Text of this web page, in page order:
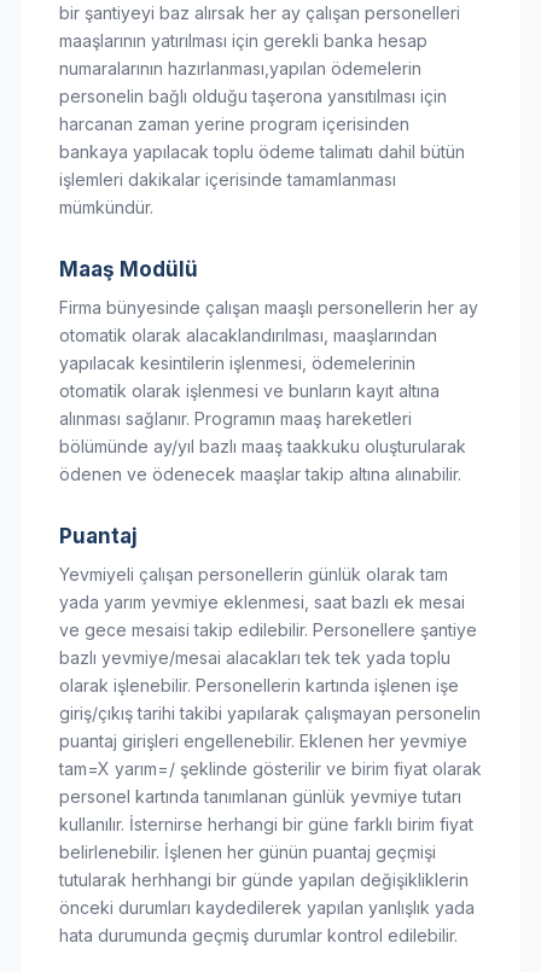
bir şantiyeyi baz alırsak her ay çalışan personelleri
maaşlarının yatırılması için gerekli banka hesap
numaralarının hazırlanması,yapılan ödemelerin
personelin bağlı olduğu taşerona yansıtılması için
harcanan zaman yerine program içerisinden
bankaya yapılacak toplu ödeme talimatı dahil bütün
işlemleri dakikalar içerisinde tamamlanması
mümkündür.
Maaş Modülü
Firma bünyesinde çalışan maaşlı personellerin her ay
otomatik olarak alacaklandırılması, maaşlarından
yapılacak kesintilerin işlenmesi, ödemelerinin
otomatik olarak işlenmesi ve bunların kayıt altına
alınması sağlanır. Programın maaş hareketleri
bölümünde ay/yıl bazlı maaş taakkuku oluşturularak
ödenen ve ödenecek maaşlar takip altına alınabilir.
Puantaj
Yevmiyeli çalışan personellerin günlük olarak tam
yada yarım yevmiye eklenmesi, saat bazlı ek mesai
ve gece mesaisi takip edilebilir. Personellere şantiye
bazlı yevmiye/mesai alacakları tek tek yada toplu
olarak işlenebilir. Personellerin kartında işlenen işe
giriş/çıkış tarihi takibi yapılarak çalışmayan personelin
puantaj girişleri engellenebilir. Eklenen her yevmiye
tam=X yarım=/ şeklinde gösterilir ve birim fiyat olarak
personel kartında tanımlanan günlük yevmiye tutarı
kullanılır. İsternirse herhangi bir güne farklı birim fiyat
belirlenebilir. İşlenen her günün puantaj geçmişi
tutularak herhhangi bir günde yapılan değişikliklerin
önceki durumları kaydedilerek yapılan yanlışlık yada
hata durumunda geçmiş durumlar kontrol edilebilir.